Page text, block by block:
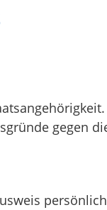
gegen